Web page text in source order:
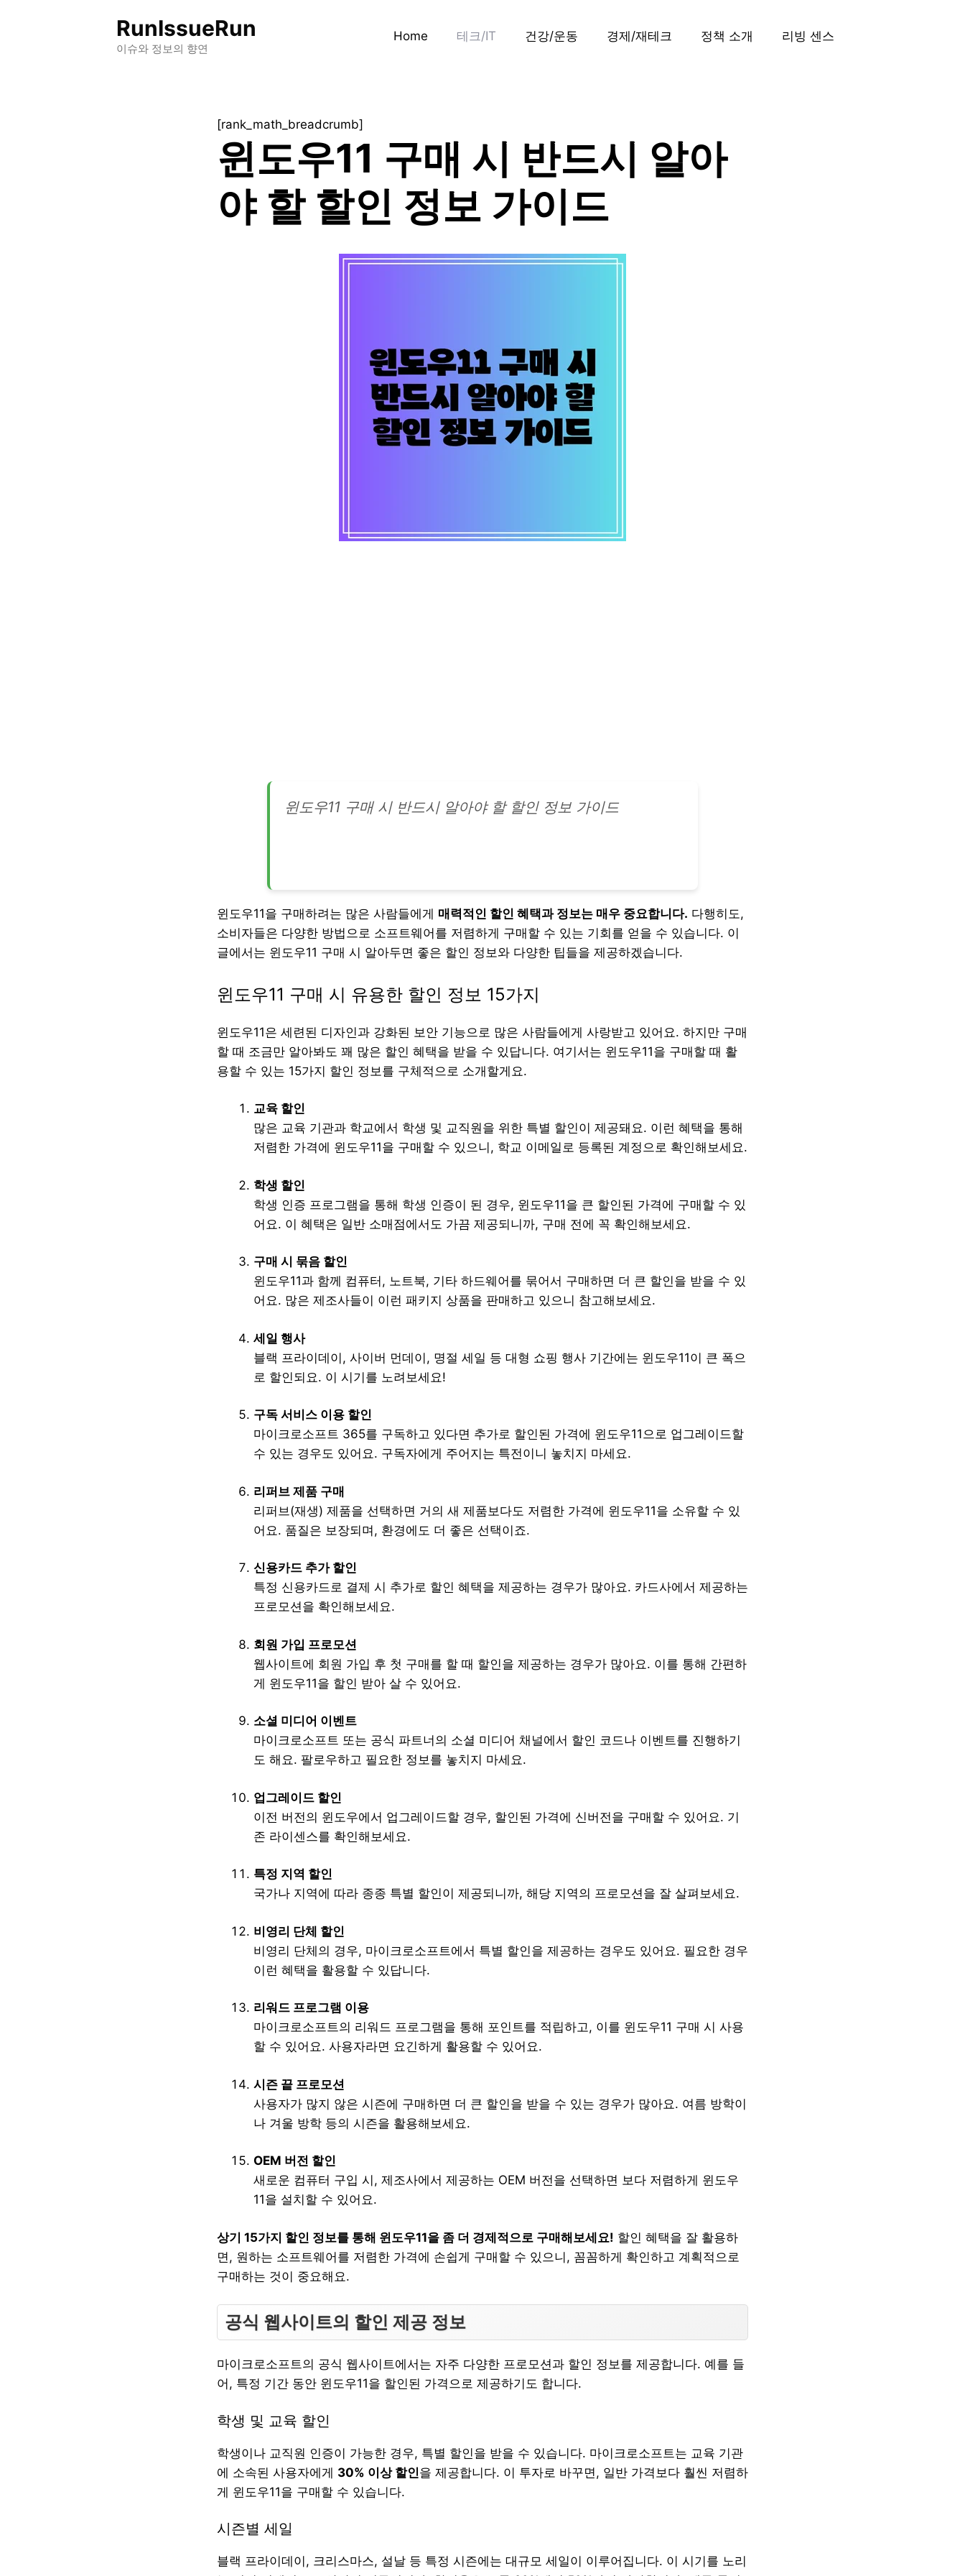
RunIssueRun
이슈와 정보의 향연
Home 테크/IT 건강/운동 경제/재테크 정책 소개 리빙 센스
[rank_math_breadcrumb]
윈도우11 구매 시 반드시 알아
야 할 할인 정보 가이드
윈도우11 구매 시 반드시 알아야 할 할인 정보 가이드
윈도우11을 구매하려는 많은 사람들에게 매력적인 할인 혜택과 정보는 매우 중요합니다. 다행히도,
소비자들은 다양한 방법으로 소프트웨어를 저렴하게 구매할 수 있는 기회를 얻을 수 있습니다. 이
글에서는 윈도우11 구매 시 알아두면 좋은 할인 정보와 다양한 팁들을 제공하겠습니다.
윈도우11 구매 시 유용한 할인 정보 15가지
윈도우11은 세련된 디자인과 강화된 보안 기능으로 많은 사람들에게 사랑받고 있어요. 하지만 구매
할 때 조금만 알아봐도 꽤 많은 할인 혜택을 받을 수 있답니다. 여기서는 윈도우11을 구매할 때 활
용할 수 있는 15가지 할인 정보를 구체적으로 소개할게요.
교육 할인
많은 교육 기관과 학교에서 학생 및 교직원을 위한 특별 할인이 제공돼요. 이런 혜택을 통해
저렴한 가격에 윈도우11을 구매할 수 있으니, 학교 이메일로 등록된 계정으로 확인해보세요.
학생 할인
학생 인증 프로그램을 통해 학생 인증이 된 경우, 윈도우11을 큰 할인된 가격에 구매할 수 있
어요. 이 혜택은 일반 소매점에서도 가끔 제공되니까, 구매 전에 꼭 확인해보세요.
구매 시 묶음 할인
윈도우11과 함께 컴퓨터, 노트북, 기타 하드웨어를 묶어서 구매하면 더 큰 할인을 받을 수 있
어요. 많은 제조사들이 이런 패키지 상품을 판매하고 있으니 참고해보세요.
세일 행사
블랙 프라이데이, 사이버 먼데이, 명절 세일 등 대형 쇼핑 행사 기간에는 윈도우11이 큰 폭으
로 할인되요. 이 시기를 노려보세요!
구독 서비스 이용 할인
마이크로소프트 365를 구독하고 있다면 추가로 할인된 가격에 윈도우11으로 업그레이드할
수 있는 경우도 있어요. 구독자에게 주어지는 특전이니 놓치지 마세요.
리퍼브 제품 구매
리퍼브(재생) 제품을 선택하면 거의 새 제품보다도 저렴한 가격에 윈도우11을 소유할 수 있
어요. 품질은 보장되며, 환경에도 더 좋은 선택이죠.
신용카드 추가 할인
특정 신용카드로 결제 시 추가로 할인 혜택을 제공하는 경우가 많아요. 카드사에서 제공하는
프로모션을 확인해보세요.
회원 가입 프로모션
웹사이트에 회원 가입 후 첫 구매를 할 때 할인을 제공하는 경우가 많아요. 이를 통해 간편하
게 윈도우11을 할인 받아 살 수 있어요.
소셜 미디어 이벤트
마이크로소프트 또는 공식 파트너의 소셜 미디어 채널에서 할인 코드나 이벤트를 진행하기
도 해요. 팔로우하고 필요한 정보를 놓치지 마세요.
업그레이드 할인
이전 버전의 윈도우에서 업그레이드할 경우, 할인된 가격에 신버전을 구매할 수 있어요. 기
존 라이센스를 확인해보세요.
특정 지역 할인
국가나 지역에 따라 종종 특별 할인이 제공되니까, 해당 지역의 프로모션을 잘 살펴보세요.
비영리 단체 할인
비영리 단체의 경우, 마이크로소프트에서 특별 할인을 제공하는 경우도 있어요. 필요한 경우
이런 혜택을 활용할 수 있답니다.
리워드 프로그램 이용
마이크로소프트의 리워드 프로그램을 통해 포인트를 적립하고, 이를 윈도우11 구매 시 사용
할 수 있어요. 사용자라면 요긴하게 활용할 수 있어요.
시즌 끝 프로모션
사용자가 많지 않은 시즌에 구매하면 더 큰 할인을 받을 수 있는 경우가 많아요. 여름 방학이
나 겨울 방학 등의 시즌을 활용해보세요.
OEM 버전 할인
새로운 컴퓨터 구입 시, 제조사에서 제공하는 OEM 버전을 선택하면 보다 저렴하게 윈도우
11을 설치할 수 있어요.
상기 15가지 할인 정보를 통해 윈도우11을 좀 더 경제적으로 구매해보세요! 할인 혜택을 잘 활용하
면, 원하는 소프트웨어를 저렴한 가격에 손쉽게 구매할 수 있으니, 꼼꼼하게 확인하고 계획적으로
구매하는 것이 중요해요.
공식 웹사이트의 할인 제공 정보
마이크로소프트의 공식 웹사이트에서는 자주 다양한 프로모션과 할인 정보를 제공합니다. 예를 들
어, 특정 기간 동안 윈도우11을 할인된 가격으로 제공하기도 합니다.
학생 및 교육 할인
학생이나 교직원 인증이 가능한 경우, 특별 할인을 받을 수 있습니다. 마이크로소프트는 교육 기관
에 소속된 사용자에게 30% 이상 할인을 제공합니다. 이 투자로 바꾸면, 일반 가격보다 훨씬 저렴하
게 윈도우11을 구매할 수 있습니다.
시즌별 세일
블랙 프라이데이, 크리스마스, 설날 등 특정 시즌에는 대규모 세일이 이루어집니다. 이 시기를 노리